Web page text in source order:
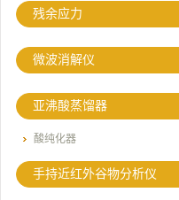
残余应力
微波消解仪
亚沸酸蒸馏器
酸纯化器
手持近红外谷物分析仪